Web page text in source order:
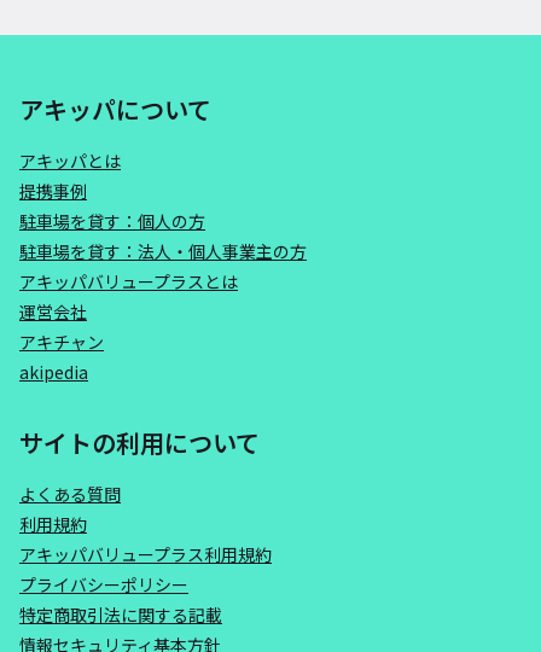
アキッパについて
アキッパとは
提携事例
駐車場を貸す：個人の方
駐車場を貸す：法人・個人事業主の方
アキッパバリュープラスとは
運営会社
アキチャン
akipedia
サイトの利用について
よくある質問
利用規約
アキッパバリュープラス利用規約
プライバシーポリシー
特定商取引法に関する記載
情報セキュリティ基本方針